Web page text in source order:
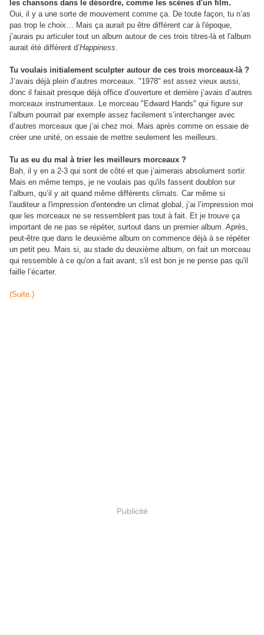
les chansons dans le désordre, comme les scènes d'un film.
Oui, il y a une sorte de mouvement comme ça. De toute façon, tu n’as
pas trop le choix… Mais ça aurait pu être différent car à l'époque,
j’aurais pu articuler tout un album autour de ces trois titres-là et l'album
aurait été différent d’Happiness.
Tu voulais initialement sculpter autour de ces trois morceaux-là ?
J’avais déjà plein d’autres morceaux. "1978" est assez vieux aussi,
donc il faisait presque déjà office d’ouverture et derrière j’avais d’autres
morceaux instrumentaux. Le morceau "Edward Hands" qui figure sur
l’album pourrait par exemple assez facilement s’interchanger avec
d’autres morceaux que j’ai chez moi. Mais après comme on essaie de
créer une unité, on essaie de mettre seulement les meilleurs.
Tu as eu du mal à trier les meilleurs morceaux ?
Bah, il y en a 2-3 qui sont de côté et que j’aimerais absolument sortir.
Mais en même temps, je ne voulais pas qu'ils fassent doublon sur
l’album, qu’il y ait quand même différents climats. Car même si
l'auditeur a l'impression d'entendre un climat global, j’ai l’impression moi
que les morceaux ne se ressemblent pas tout à fait. Et je trouve ça
important de ne pas se répéter, surtout dans un premier album. Après,
peut-être que dans le deuxième album on commence déjà à se répéter
un petit peu. Mais si, au stade du deuxième album, on fait un morceau
qui ressemble à ce qu'on a fait avant, s'il est bon je ne pense pas qu'il
faille l’écarter.
(Suite.)
Publicité